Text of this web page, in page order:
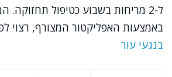
ל-2 מריחות בשבוע כטיפול
באמצעות האפליקטור המצורף, רצוי
בנגעי עור